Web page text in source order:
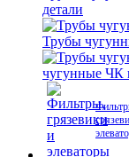
детали
Трубы
чугунные ЧК